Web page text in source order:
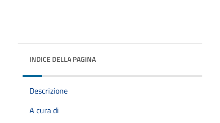
INDICE DELLA PAGINA
Descrizione
A cura di